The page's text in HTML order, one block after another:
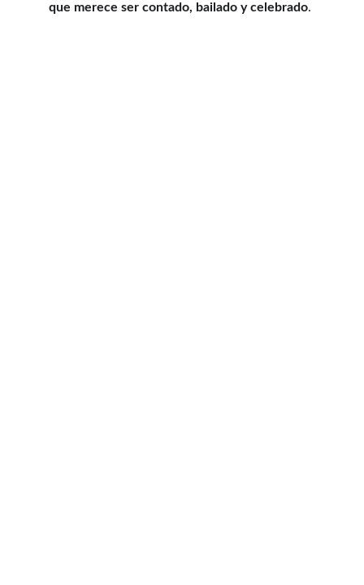
que merece ser contado, bailado y celebrado.